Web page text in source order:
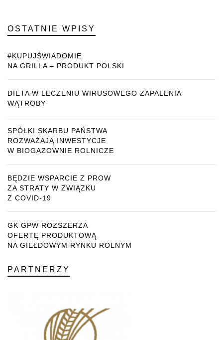
OSTATNIE WPISY
#KUPUJŚWIADOMIE
NA GRILLA – PRODUKT POLSKI
DIETA W LECZENIU WIRUSOWEGO ZAPALENIA
WĄTROBY
SPÓŁKI SKARBU PAŃSTWA
ROZWAŻAJĄ INWESTYCJE
W BIOGAZOWNIE ROLNICZE
BĘDZIE WSPARCIE Z PROW
ZA STRATY W ZWIĄZKU
Z COVID-19
GK GPW ROZSZERZA
OFERTĘ PRODUKTOWĄ
NA GIEŁDOWYM RYNKU ROLNYM
PARTNERZY